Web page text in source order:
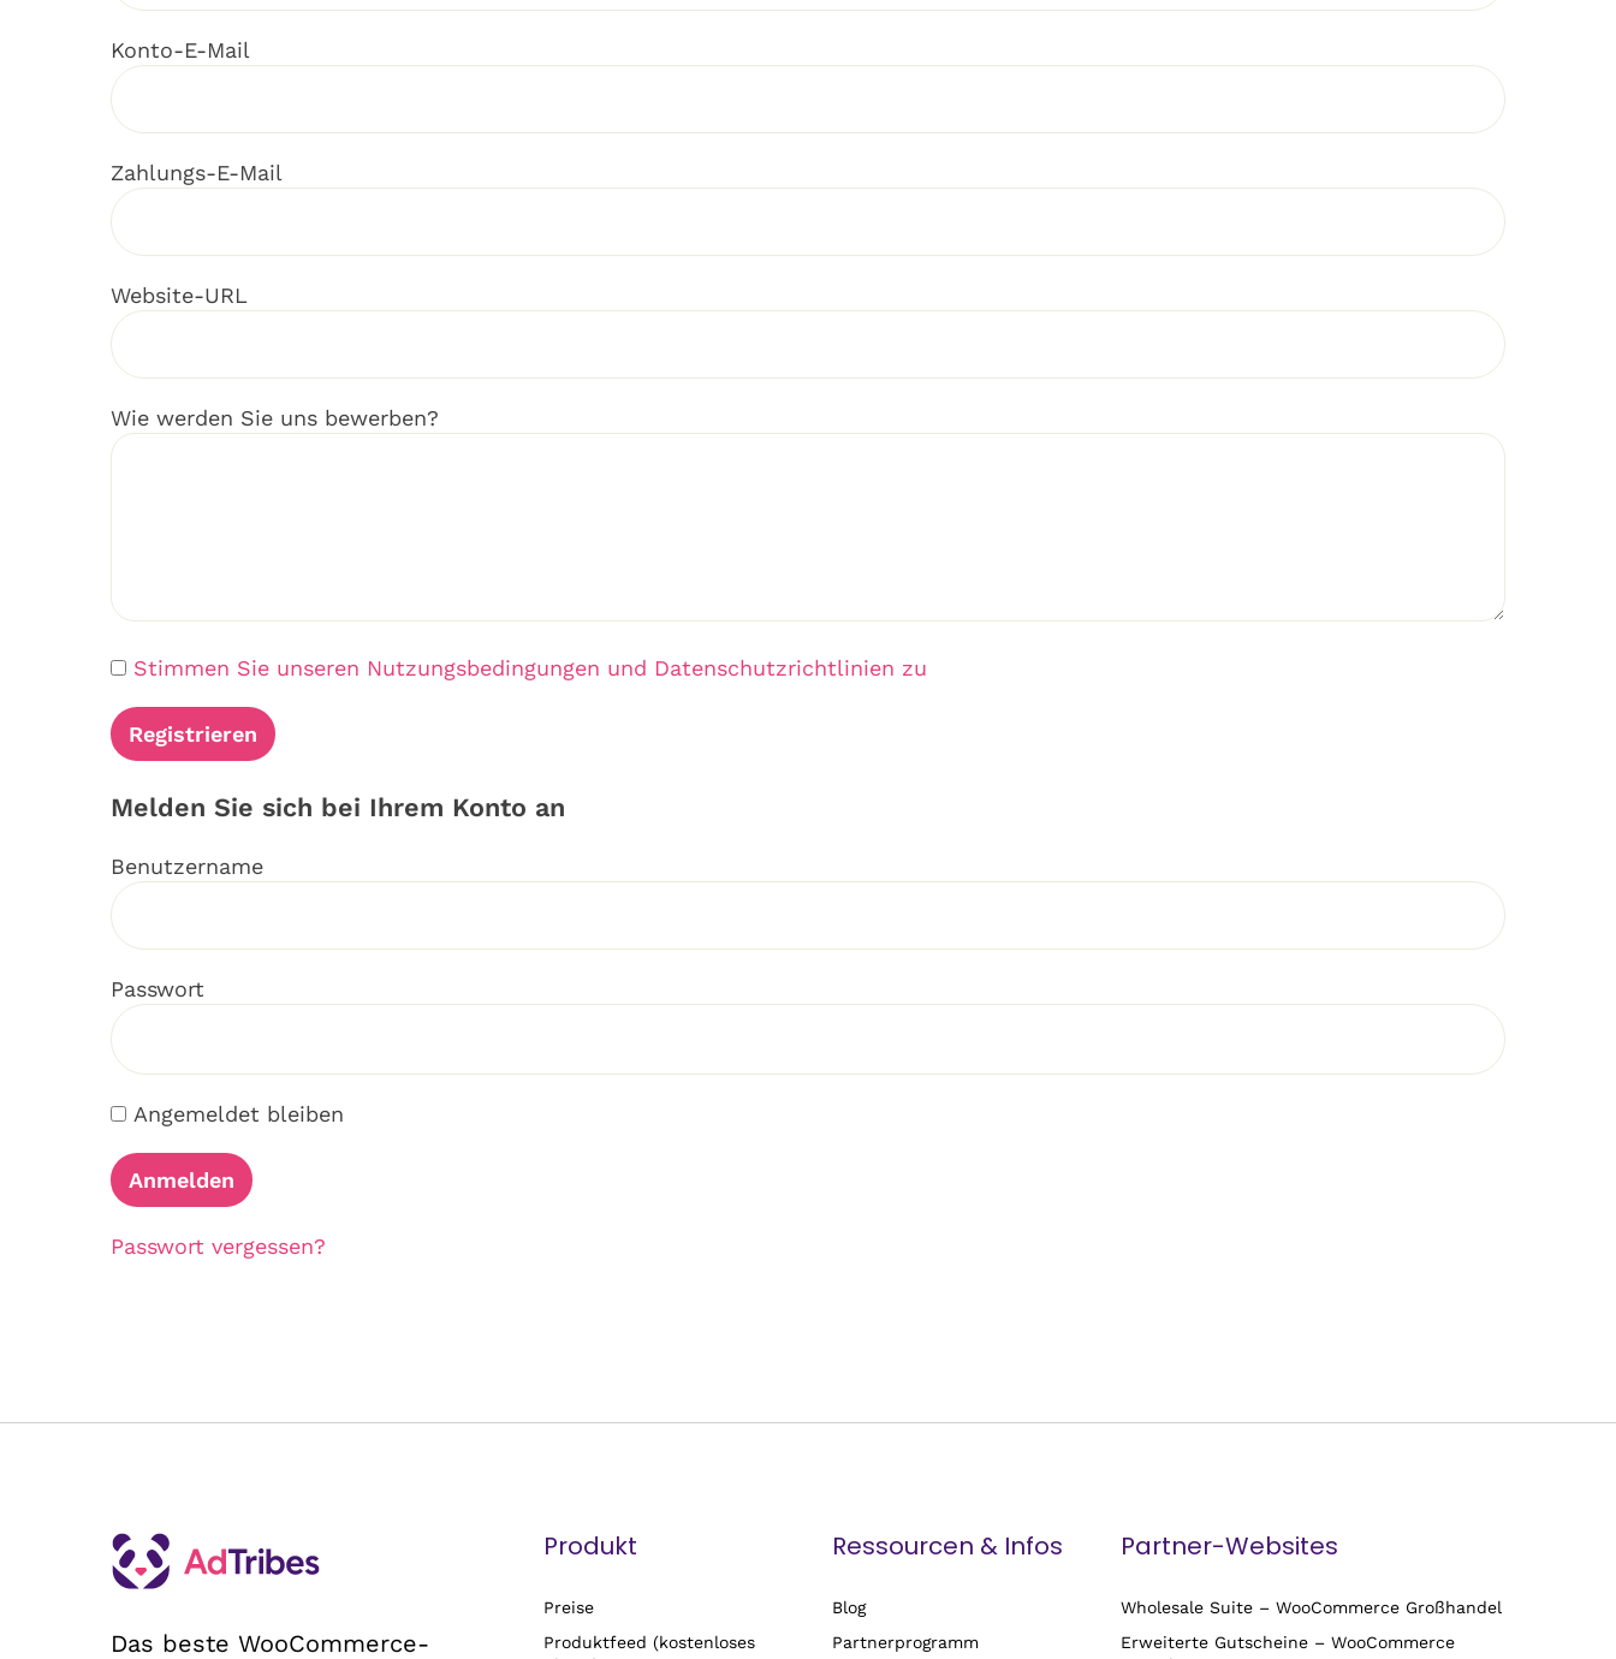
Konto-E-Mail
Zahlungs-E-Mail
Website-URL
Wie werden Sie uns bewerben?
Stimmen Sie unseren Nutzungsbedingungen und Datenschutzrichtlinien zu
Melden Sie sich bei Ihrem Konto an
Benutzername
Passwort
Angemeldet bleiben
Passwort vergessen?
Das beste WooCommerce-
Produkt
Preise
Produktfeed (kostenloses
Ressourcen & Infos
Blog
Partnerprogramm
Partner-Websites
Wholesale Suite – WooCommerce Großhandel
Erweiterte Gutscheine – WooCommerce